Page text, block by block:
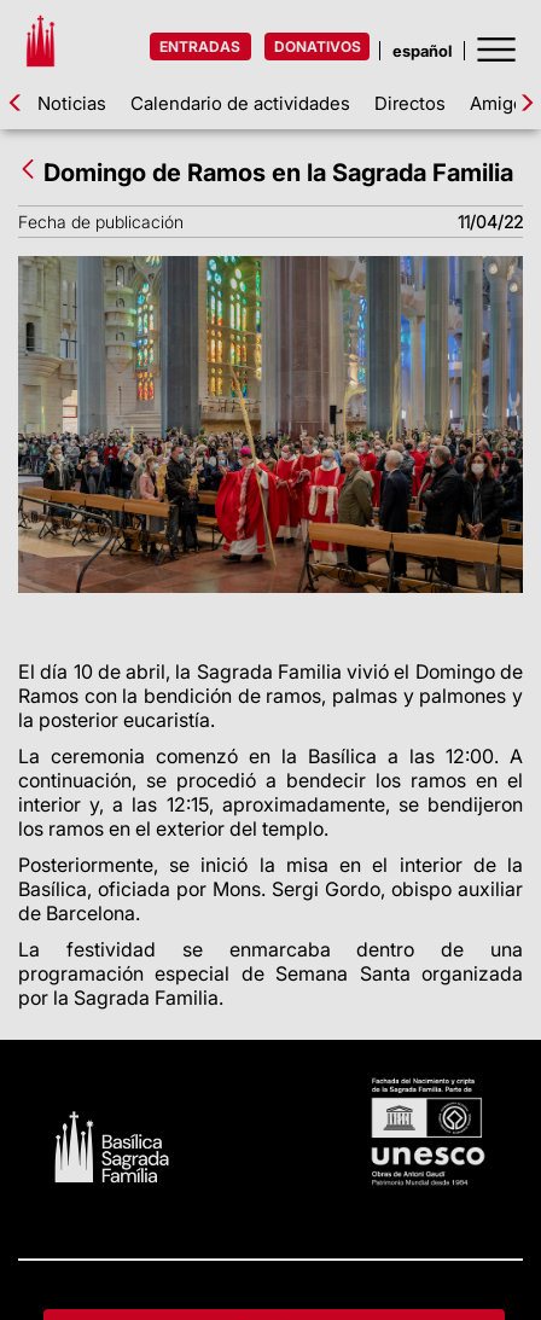
ENTRADAS DONATIVOS
Noticias Calendario de actividades Directos Amigos
Domingo de Ramos en la Sagrada Familia
Fecha de publicación 11/04/22
El día 10 de abril, la Sagrada Familia vivió el Domingo de
Ramos con la bendición de ramos, palmas y palmones y
la posterior eucaristía.
La ceremonia comenzó en la Basílica a las 12:00. A
continuación, se procedió a bendecir los ramos en el
interior y, a las 12:15, aproximadamente, se bendijeron
los ramos en el exterior del templo.
Posteriormente, se inició la misa en el interior de la
Basílica, oficiada por Mons. Sergi Gordo, obispo auxiliar
de Barcelona.
La festividad se enmarcaba dentro de una
programación especial de Semana Santa organizada
por la Sagrada Familia.